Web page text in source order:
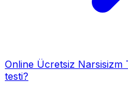
Online Ücretsiz Narsisizm
testi?